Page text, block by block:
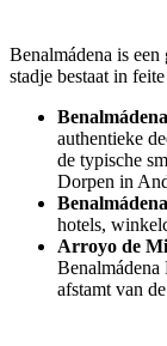
Benalmádena is
stadje bestaat in
authentieke
de typische
Dorpen in
hotels,
Arroyo de
Benalmádena
afstamt van